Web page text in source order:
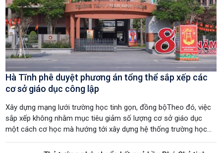
Hà Tĩnh phê duyệt phương án tổng thể sắp xếp các
cơ sở giáo dục công lập
Xây dựng mạng lưới trường học tinh gọn, đồng bộTheo đó, việc
sắp xếp không nhằm mục tiêu giảm số lượng cơ sở giáo dục
một cách cơ học mà hướng tới xây dựng hệ thống trường học
có quy mô hợp lý, quản trị hiệu quả, sử dụng tối ưu đội ngũ, cơ